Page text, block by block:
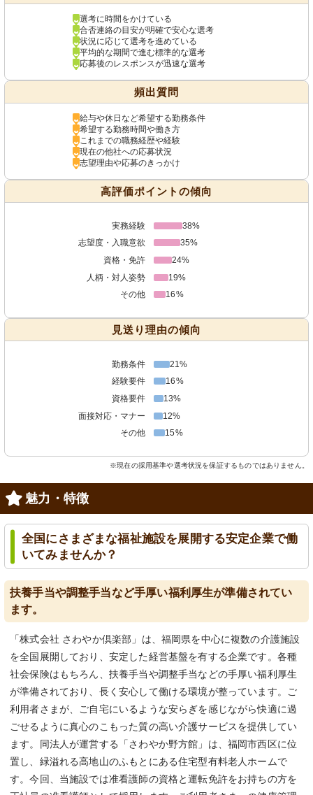
選考に時間をかけている
合否連絡の目安が明確で安心な選考
状況に応じて選考を進めている
平均的な期間で進む標準的な選考
応募後のレスポンスが迅速な選考
頻出質問
給与や休日など希望する勤務条件
希望する勤務時間や働き方
これまでの職務経歴や経験
現在の他社への応募状況
志望理由や応募のきっかけ
高評価ポイントの傾向
実務経験
38%
志望度・入職意欲
35%
資格・免許
24%
人柄・対人姿勢
19%
その他
16%
見送り理由の傾向
勤務条件
21%
経験要件
16%
資格要件
13%
面接対応・マナー
12%
その他
15%
※現在の採用基準や選考状況を保証するものではありません。
魅力・特徴
全国にさまざまな福祉施設を展開する安定企業で働
いてみませんか？
扶養手当や調整手当など手厚い福利厚生が準備されてい
ます。
「株式会社 さわやか倶楽部」は、福岡県を中心に複数の介護施設
を全国展開しており、安定した経営基盤を有する企業です。各種
社会保険はもちろん、扶養手当や調整手当などの手厚い福利厚生
が準備されており、長く安心して働ける環境が整っています。ご
利用者さまが、ご自宅にいるような安らぎを感じながら快適に過
ごせるように真心のこもった質の高い介護サービスを提供してい
ます。同法人が運営する「さわやか野方館」は、福岡市西区に位
置し、緑溢れる高地山のふもとにある住宅型有料老人ホームで
す。今回、当施設では准看護師の資格と運転免許をお持ちの方を